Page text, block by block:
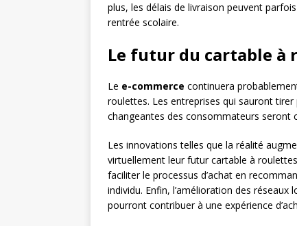
plus, les délais de livraison peuvent
rentrée scolaire.
Le futur du cartable à
Le e-commerce continuera
roulettes. Les entreprises qui sauront
changeantes des consommateurs seront
Les innovations telles que la réalité
virtuellement leur futur cartable à
faciliter le processus d’achat en
individu. Enfin, l’amélioration des
pourront contribuer à une expérience